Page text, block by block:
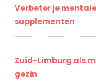
Verbeter je
supplementen
Zuid-Limburg als
gezin